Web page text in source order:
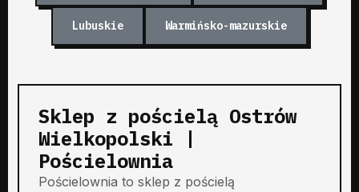
Lubuskie Warmińsko-mazurskie
Sklep z pościelą Ostrów
Wielkopolski |
Pościelownia
Pościelownia to sklep z pościelą